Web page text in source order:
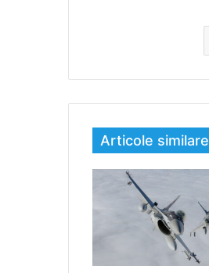
Articole similare